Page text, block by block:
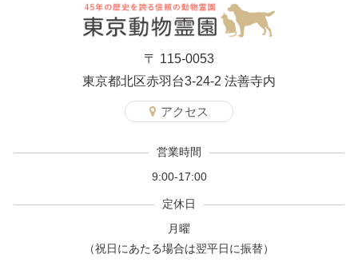
〒 115-0053
東京都北区赤羽台3-24-2 法善寺内
アクセス
営業時間
9:00-17:00
定休日
月曜
（祝日にあたる場合は翌平日に振替）